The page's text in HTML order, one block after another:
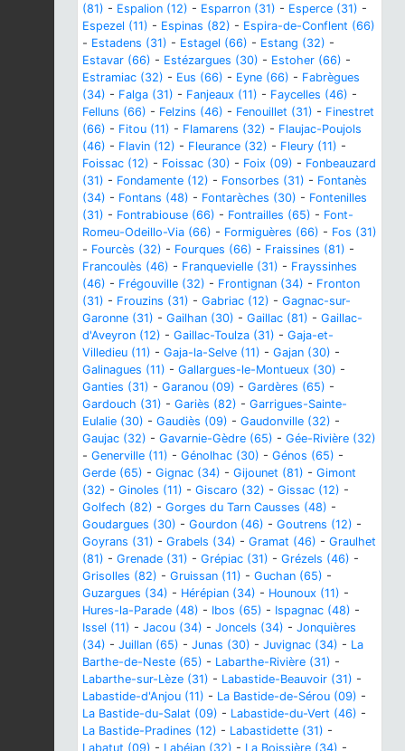
(81) - Espalion (12) - Esparron (31) - Esperce (31) -
Espezel (11) - Espinas (82) - Espira-de-Conflent (66)
- Estadens (31) - Estagel (66) - Estang (32) -
Estavar (66) - Estézargues (30) - Estoher (66) -
Estramiac (32) - Eus (66) - Eyne (66) - Fabrègues
(34) - Falga (31) - Fanjeaux (11) - Faycelles (46) -
Felluns (66) - Felzins (46) - Fenouillet (31) - Finestret
(66) - Fitou (11) - Flamarens (32) - Flaujac-Poujols
(46) - Flavin (12) - Fleurance (32) - Fleury (11) -
Foissac (12) - Foissac (30) - Foix (09) - Fonbeauzard
(31) - Fondamente (12) - Fonsorbes (31) - Fontanès
(34) - Fontans (48) - Fontarèches (30) - Fontenilles
(31) - Fontrabiouse (66) - Fontrailles (65) - Font-
Romeu-Odeillo-Via (66) - Formiguères (66) - Fos (31)
- Fourcès (32) - Fourques (66) - Fraissines (81) -
Francoulès (46) - Franquevielle (31) - Frayssinhes
(46) - Frégouville (32) - Frontignan (34) - Fronton
(31) - Frouzins (31) - Gabriac (12) - Gagnac-sur-
Garonne (31) - Gailhan (30) - Gaillac (81) - Gaillac-
d'Aveyron (12) - Gaillac-Toulza (31) - Gaja-et-
Villedieu (11) - Gaja-la-Selve (11) - Gajan (30) -
Galinagues (11) - Gallargues-le-Montueux (30) -
Ganties (31) - Garanou (09) - Gardères (65) -
Gardouch (31) - Gariès (82) - Garrigues-Sainte-
Eulalie (30) - Gaudiès (09) - Gaudonville (32) -
Gaujac (32) - Gavarnie-Gèdre (65) - Gée-Rivière (32)
- Generville (11) - Génolhac (30) - Génos (65) -
Gerde (65) - Gignac (34) - Gijounet (81) - Gimont
(32) - Ginoles (11) - Giscaro (32) - Gissac (12) -
Golfech (82) - Gorges du Tarn Causses (48) -
Goudargues (30) - Gourdon (46) - Goutrens (12) -
Goyrans (31) - Grabels (34) - Gramat (46) - Graulhet
(81) - Grenade (31) - Grépiac (31) - Grézels (46) -
Grisolles (82) - Gruissan (11) - Guchan (65) -
Guzargues (34) - Hérépian (34) - Hounoux (11) -
Hures-la-Parade (48) - Ibos (65) - Ispagnac (48) -
Issel (11) - Jacou (34) - Joncels (34) - Jonquières
(34) - Juillan (65) - Junas (30) - Juvignac (34) - La
Barthe-de-Neste (65) - Labarthe-Rivière (31) -
Labarthe-sur-Lèze (31) - Labastide-Beauvoir (31) -
Labastide-d'Anjou (11) - La Bastide-de-Sérou (09) -
La Bastide-du-Salat (09) - Labastide-du-Vert (46) -
La Bastide-Pradines (12) - Labastidette (31) -
Labatut (09) - Labéjan (32) - La Boissière (34) -